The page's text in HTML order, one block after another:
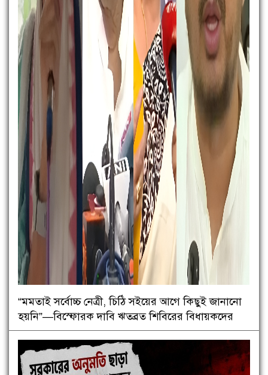
“মমতাই সর্বোচ্চ নেত্রী, চিঠি সইয়ের আগে কিছুই জানানো
হয়নি”—বিস্ফোরক দাবি ঋতব্রত শিবিরের বিধায়কদের